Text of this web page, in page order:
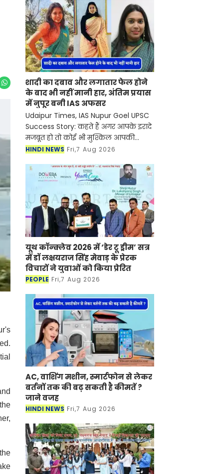
शादी का दबाव और लगातार फेल होने
के बाद भी नहीं मानी हार, अंतिम प्रयास
में नुपूर बनी IAS अफसर
Udaipur Times, IAS Nupur Goel UPSC
Success Story: कहते हैं अगर आपके इरादे
मजबूत हो तो कोई भी मुश्किल आपकी
सफलता की रुकावट नहीं बन सकती है।
UPSC सिविल सेवा प
HINDI NEWS Fri,7 Aug 2026
यूथ कॉन्क्लेव 2026 में ‘डेर टू ड्रीम’ सत्र
में डॉ लक्षयराज सिंह मेवाड़ के प्रेरक
विचारों ने युवाओं को किया प्रेरित
PEOPLE Fri,7 Aug 2026
AC, वाशिंग मशीन, स्मार्टफोन से लेकर
बर्तनों तक की बढ़ सकती है कीमतें ?
जाने वजह
HINDI NEWS Fri,7 Aug 2026